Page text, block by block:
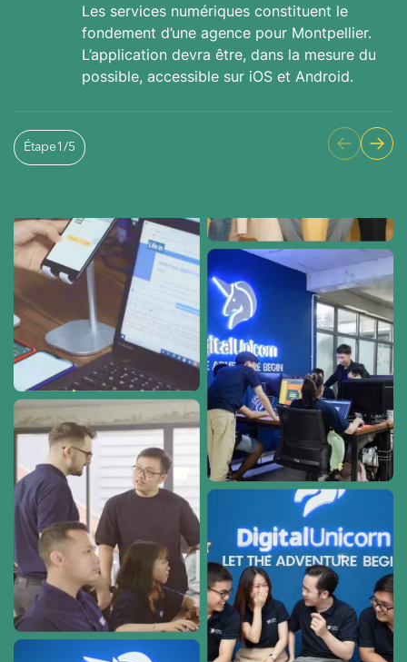
Les services numériques constituent le
fondement d’une agence pour Montpellier.
L’application devra être, dans la mesure du
possible, accessible sur iOS et Android.
Étape1 /5